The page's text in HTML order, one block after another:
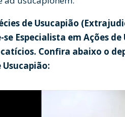
de Usucapião
Especialista em Ações
Confira abaixo o
Usucapião: